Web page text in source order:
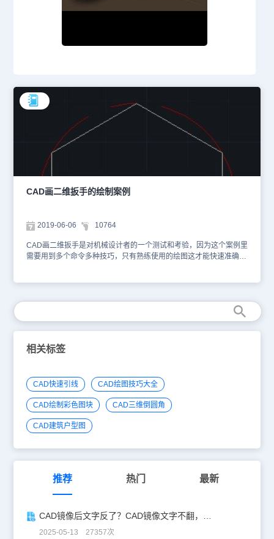
CAD画二维扳手的绘制案例
2019-06-06 10764
CAD画二维扳手是对机械设计者的一个测试和考验，因为这个案例里
需要用到多个命令多种技巧，只有熟练使用的绘图这才能快速准确的
圆弧。三条圆弧组成扳手的头部。然后利用差集命令，减去正六边
形。同时修建圆和正六边形的多余部分。 第三步在适当的位置画两
个同心圆。以圆心为起点，画一条线段，然后通过向上和向下偏转和
移动（图中的四条线段就是偏转和移动形成的），让线段与同心圆相
切并于扳手头部相交。 最后一步，在线段与扳手头部相交处修剪一
个圆角。然后擦除多余的线段，修剪一下。 以上就是浩辰CAD中绘
的图形，这个作业留给大家课下练习吧。
相关标签
CAD快速引线 CAD绘图技巧大全
CAD绘制彩色图块 CAD三维倒圆角
CAD建筑户型图
推荐 热门 最新
CAD镜像后文字反了？CAD镜像文字不翻，一键搞定！
2025-05-13 27357次